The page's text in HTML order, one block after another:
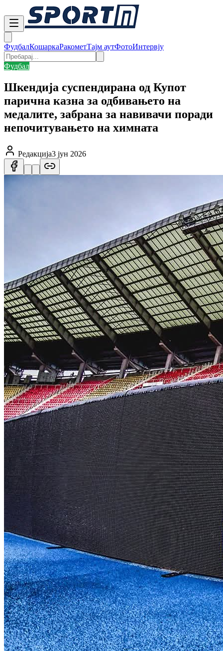
ФудбалКошаркаРакометТајм аутФотоИнтервју
Фудбал
Шкендија суспендирана од Купот
парична казна за одбивањето на
медалите, забрана за навивачи поради
непочитувањето на химната
Редакција3 јун 2026